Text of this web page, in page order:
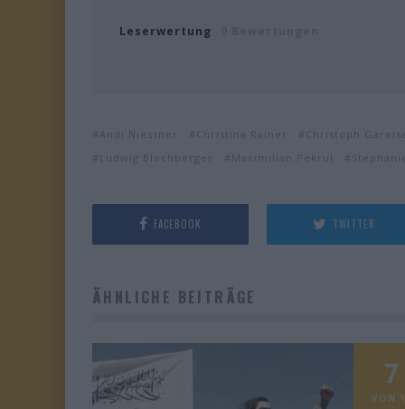
Leserwertung
Andi Niessner Christina Rainer Christoph
Ludwig Blochberger
Maximilian Pekrul
FACEBOOK TWITTER
ÄHNLICHE BEITRÄGE
7
VON